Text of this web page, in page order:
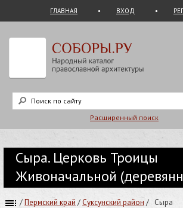
ГЛАВНАЯ ВХОД
Расширенный поиск
Сыра. Церковь Троицы
Живоначальной
/Пермский край /Суксунский район / Сыра